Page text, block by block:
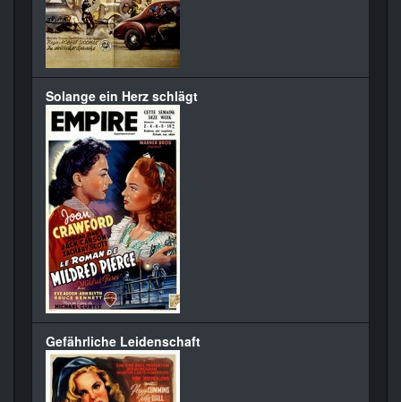
Solange ein Herz schlägt
Gefährliche Leidenschaft